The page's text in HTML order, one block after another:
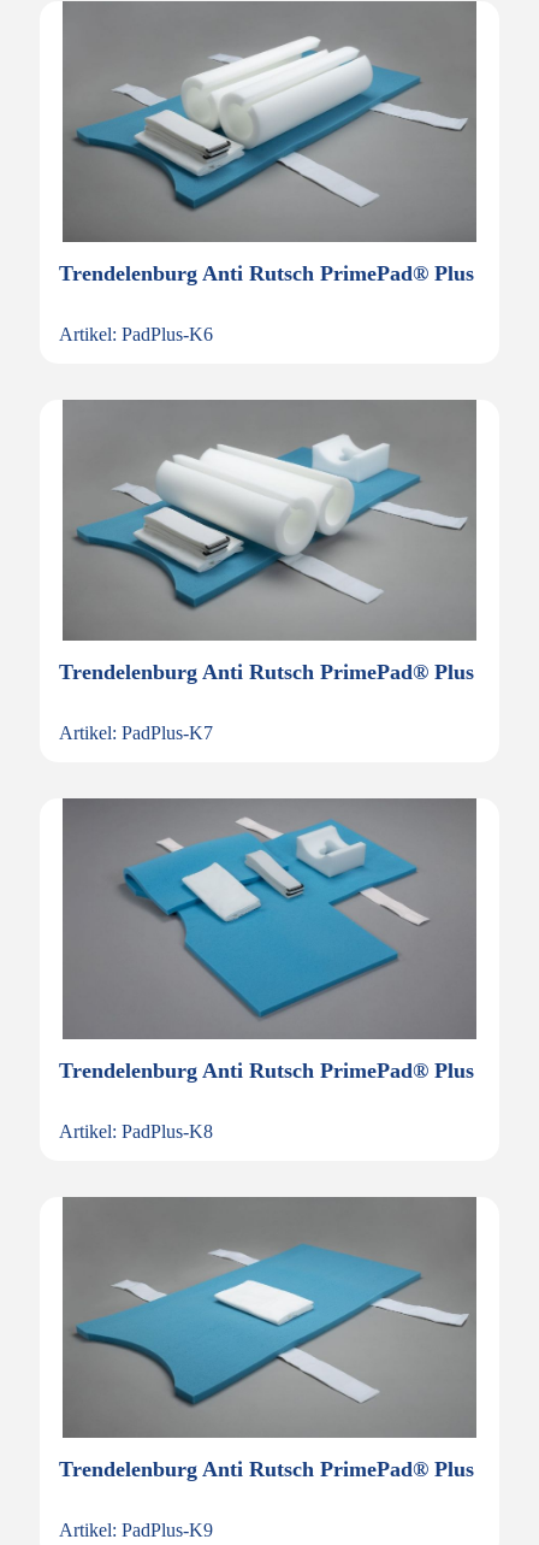
Trendelenburg Anti Rutsch PrimePad® Plus
Artikel: PadPlus-K6
Trendelenburg Anti Rutsch PrimePad® Plus
Artikel: PadPlus-K7
Trendelenburg Anti Rutsch PrimePad® Plus
Artikel: PadPlus-K8
Trendelenburg Anti Rutsch PrimePad® Plus
Artikel: PadPlus-K9